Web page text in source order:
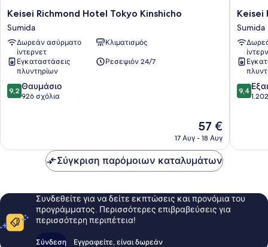
Keisei
Richmond
Hotel
Tokyo
Kinshicho
Sumida
Keisei Richmond Hotel Tokyo Kinshicho
Sumida
Δωρεάν ασύρματο
ίντερνετ
Κλιματισμός
Εγκαταστάσεις
πλυντηρίων
Ρεσεψιόν 24/7
9.2
στα
9,2 Θαυμάσιο
926 σχόλια
Η
τιμή
57 €
57 €
17 Αυγ - 18 Αυγ
Keisei
Hotel
Tokyo
Oshiage
Sumida
Keisei
Sumida
9.4
στα
9,4
Σύγκριση παρόμοιων καταλυμάτων
Συνδεθείτε για να δείτε εκπτώσεις και προνόμια του
προγράμματος. Περισσότερες επιβραβεύσεις για
περισσότερη περιπέτεια!
Σύνδεση Εγγραφείτε, είναι δωρεάν